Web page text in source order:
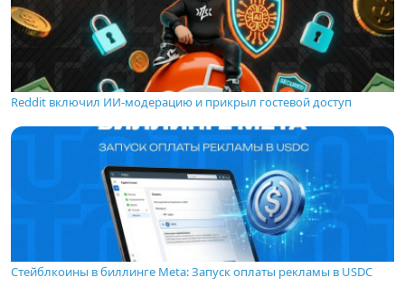
Reddit включил ИИ-модерацию и прикрыл гостевой доступ
Стейблкоины в биллинге Meta: Запуск оплаты рекламы в USDC